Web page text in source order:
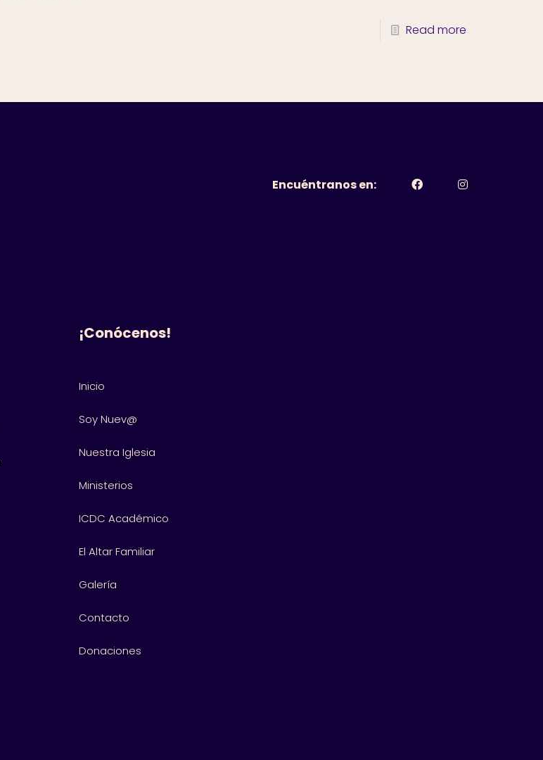
Read more
Encuéntranos en:
¡Conócenos!
Inicio
Soy Nuev@
Nuestra Iglesia
Ministerios
ICDC Académico
El Altar Familiar
Galería
Contacto
Donaciones